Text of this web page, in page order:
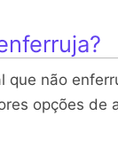
não
opções de